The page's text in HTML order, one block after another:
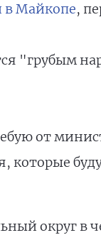
в Майкопе,
"грубым
от
которые
округ в